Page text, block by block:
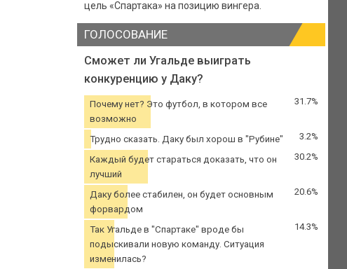
цель «Спартака» на позицию вингера.
ГОЛОСОВАНИЕ
Сможет ли Угальде выиграть
конкуренцию у Даку?
Почему нет? Это футбол, в котором все
возможно
31.7%
Трудно сказать. Даку был хорош в "Рубине" 3.2%
Каждый будет стараться доказать, что он
лучший
30.2%
Даку более стабилен, он будет основным
форвардом
20.6%
Так Угальде в "Спартаке" вроде бы
подыскивали новую команду. Ситуация
изменилась?
14.3%